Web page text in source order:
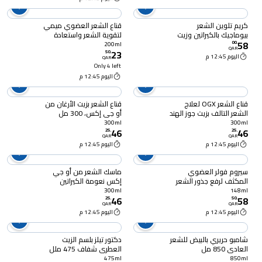
كريم تلوين الشعر
بيوماجيك بالكيراتين وزيت
طبيعي
58
.
00
QAR
اليوم 12:45 م
قناع الشعر العضوي ميمي
لتقوية الشعر واستعادة
حيويته مع زبدة الشيا
مل
200ml
23
.
50
QAR
Only 4 left
اليوم 12:45 م
قناع الشعر OGX لعلاج
الشعر التالف بزيت جوز الهند
المعجزة 300 مل
300ml
46
.
25
QAR
اليوم 12:45 م
قناع الشعر بزيت الأرغان من
أو جي إكس، 300 مل
300ml
46
.
25
QAR
اليوم 12:45 م
سيروم فولر العضوي
المكثف لرفع جذور الشعر
148 مل
148ml
58
.
50
QAR
اليوم 12:45 م
ماسك الشعر من أو جي
إكس نعومة الكيراتين
البرازيلي 300 مل
300ml
46
.
25
QAR
اليوم 12:45 م
شامبو حريري بالبيض للشعر
العادي 850 مل
850ml
دكتور تيلز بلسم الزيت
العطري شفاف 475 ملل
475ml